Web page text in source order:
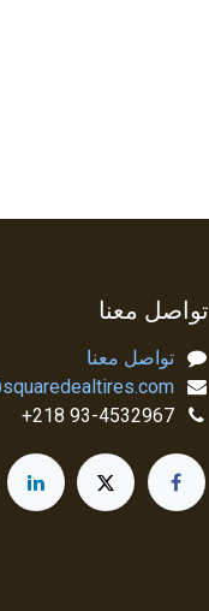
تواصل معنا
تواصل معنا
93-4532967 218+